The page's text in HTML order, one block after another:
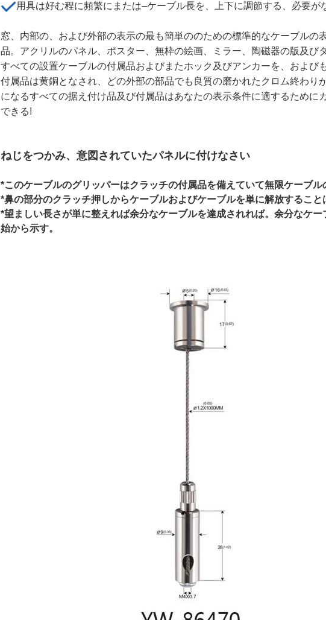
用具は好む程に頻繁にまたは–ケーブル長を、上下に調節する、必要が
窓、内部の、および外部の表示の最も簡単ののための標準的なケーブルの
品。アクリルのパネル、ポスター、無枠の絵画、ミラー、陶磁器の版及び
すべての設置ケーブルの付属品およびまたホック及びアンカーを、および
付属品は黄銅となされ、どの外部の部品でも良質の磨かれたクロム終わり
になるすべての据え付け品及び付属品はあなたの表示条件に適するために
できる!
ねじをつかみ、意図されていたパネルに付けなさい
*このケーブルのグリッパーはクラッチの付属品を備えていて無限ケーブル
*鼻の部分のクラッチ押しからケーブルおよびケーブルを単に解放すること
*望ましい長さが単に整えれば余分なケーブルを達成されれば。余分なケー
始から示す。